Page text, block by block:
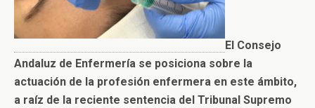
El Consejo
Andaluz de Enfermería se posiciona sobre la
actuación de la profesión enfermera en este ámbito,
a raíz de la reciente sentencia del Tribunal Supremo